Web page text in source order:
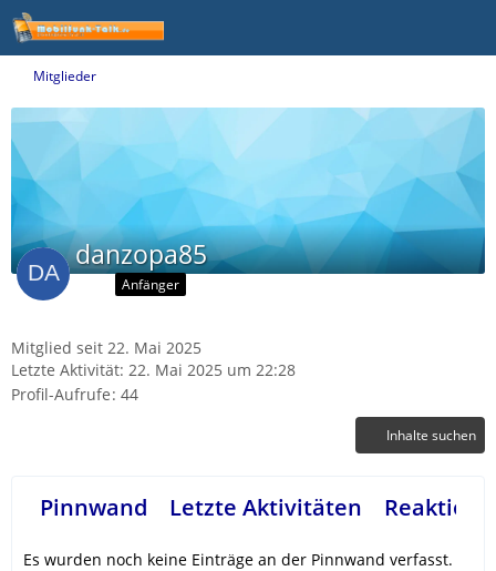
Mitglieder
danzopa85
Anfänger
Mitglied seit 22. Mai 2025
Letzte Aktivität: 22. Mai 2025 um 22:28
Profil-Aufrufe 44
Inhalte suchen
Pinnwand Letzte Aktivitäten
Es wurden noch keine Einträge an der Pinnwand verfasst.